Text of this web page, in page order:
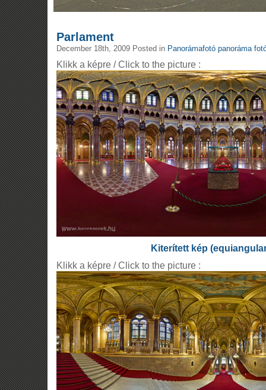
Parlament
December 18th, 2009 Posted in Panorámafotó panoráma
Klikk a képre / Click to the picture :
Kiterített kép
Klikk a képre / Click to the picture :